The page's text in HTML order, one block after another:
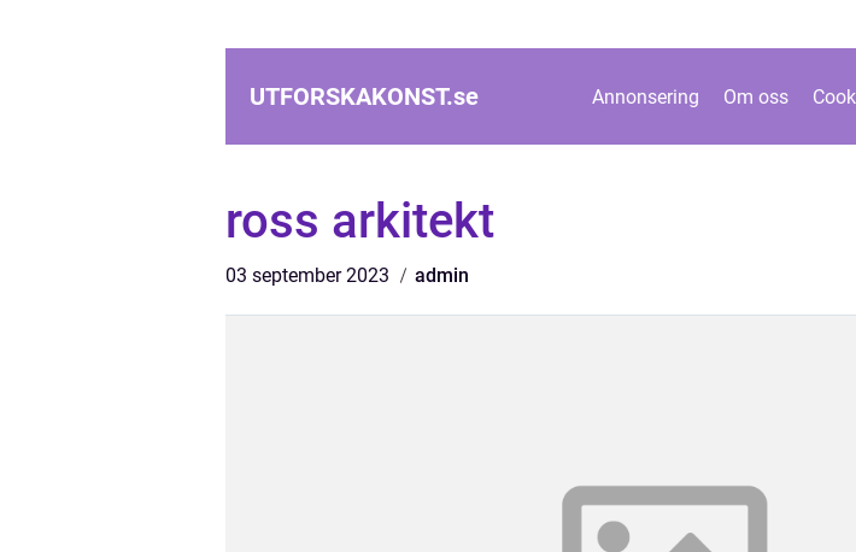
UTFORSKAKONST.se Annonsering Om oss
ross arkitekt
03 september 2023 admin